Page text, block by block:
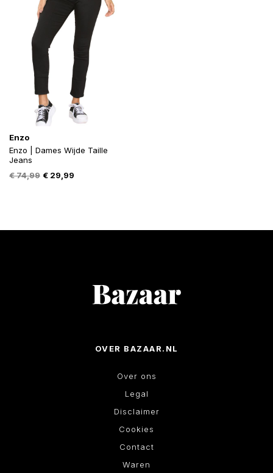
Enzo
Enzo | Dames Wijde Taille
Jeans
€74,99 Oorspronkelijke
€ 29,99
OVER BAZAAR.NL
Over ons
Legal
Disclaimer
Cookies
Contact
Waren